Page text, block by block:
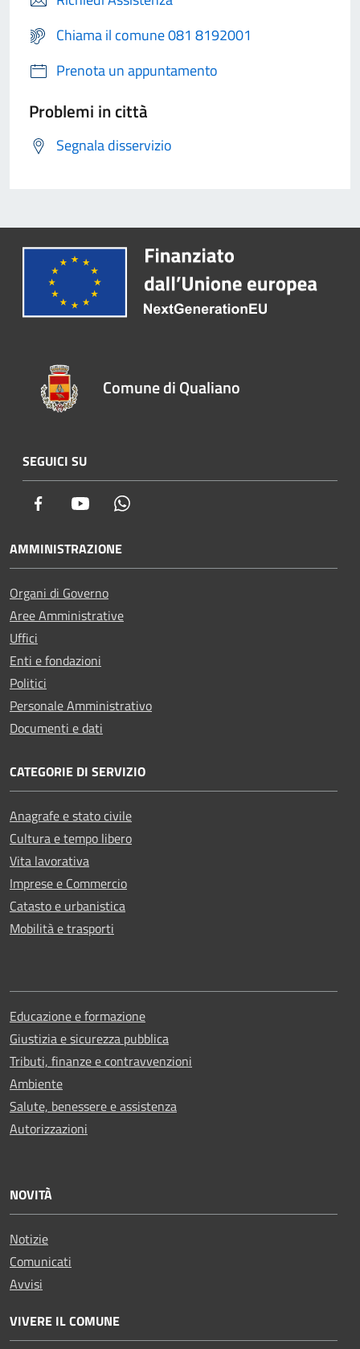
Chiama il comune 081 8192001
Prenota un appuntamento
Problemi in città
Segnala disservizio
Comune di Qualiano
SEGUICI SU
Facebook Youtube
AMMINISTRAZIONE
Organi di Governo
Aree Amministrative
Uffici
Enti e fondazioni
Politici
Personale Amministrativo
Documenti e dati
CATEGORIE DI SERVIZIO
Anagrafe e stato civile
Cultura e tempo libero
Vita lavorativa
Imprese e Commercio
Catasto e urbanistica
Mobilità e trasporti
Educazione e formazione
Giustizia e sicurezza pubblica
Tributi, finanze e contravvenzioni
Ambiente
Salute, benessere e assistenza
Autorizzazioni
NOVITÀ
Notizie
Comunicati
Avvisi
VIVERE IL COMUNE